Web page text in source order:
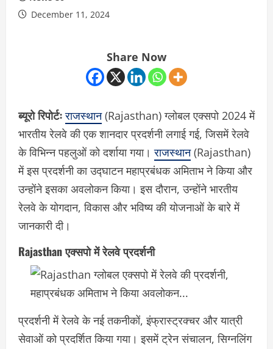
December 11, 2024
Share Now
ब्यूरो रिपोर्टः राजस्थान(Rajasthan) ग्लोबल एक्सपो 2024 में
भारतीय रेलवे की एक शानदार प्रदर्शनी लगाई गई, जिसमें रेलवे
के विभिन्न पहलुओं को दर्शाया गया।राजस्थान(Rajasthan)
में इस प्रदर्शनी का उद्घाटन महाप्रबंधक अमिताभ ने किया और
उन्होंने इसका अवलोकन किया। इस दौरान, उन्होंने भारतीय
रेलवे के योगदान, विकास और भविष्य की योजनाओं के बारे में
जानकारी दी।
Rajasthan एक्सपो में रेलवे प्रदर्शनी
प्रदर्शनी में रेलवे के नई तकनीकों, इंफ्रास्ट्रक्चर और यात्री
सेवाओं को प्रदर्शित किया गया। इसमें ट्रेन संचालन, सिग्नलिंग